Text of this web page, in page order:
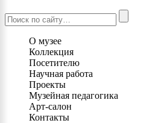
О музее
Коллекция
Посетителю
Научная работа
Проекты
Музейная педагогика
Арт-салон
Контакты